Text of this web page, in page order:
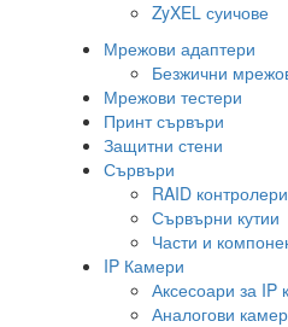
ZyXEL суичове
Мрежови адаптери
Безжични
Мрежови тестери
Принт сървъри
Защитни стени
Сървъри
RAID контролери
Сървърни кутии
Части и
IP Камери
Аксесоари за IP
Аналогови